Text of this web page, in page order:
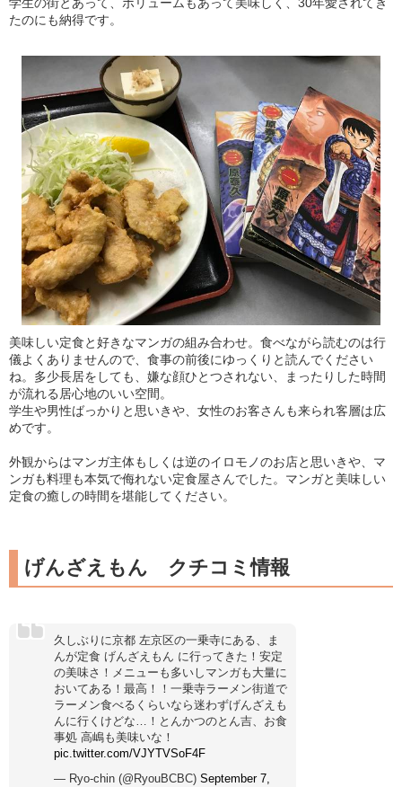
学生の街とあって、ボリュームもあって美味しく、30年愛されてき
たのにも納得です。
美味しい定食と好きなマンガの組み合わせ。食べながら読むのは行
儀よくありませんので、食事の前後にゆっくりと読んでください
ね。多少長居をしても、嫌な顔ひとつされない、まったりした時間
が流れる居心地のいい空間。
学生や男性ばっかりと思いきや、女性のお客さんも来られ客層は広
めです。
外観からはマンガ主体もしくは逆のイロモノのお店と思いきや、マ
ンガも料理も本気で侮れない定食屋さんでした。マンガと美味しい
定食の癒しの時間を堪能してください。
げんざえもん クチコミ情報
久しぶりに京都 左京区の一乗寺にある、ま
んが定食 げんざえもん に行ってきた！安定
の美味さ！メニューも多いしマンガも大量に
おいてある！最高！！一乗寺ラーメン街道で
ラーメン食べるくらいなら迷わずげんざえも
んに行くけどな…！とんかつのとん吉、お食
事処 高嶋も美味いな！
pic.twitter.com/VJYTVSoF4F
— Ryo-chin (@RyouBCBC) September 7,